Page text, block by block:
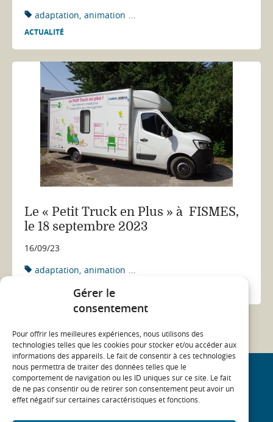
Gérer le
consentement
Pour offrir les meilleures expériences, nous utilisons des
technologies telles que les cookies pour stocker et/ou accéder aux
informations des appareils. Le fait de consentir à ces technologies
nous permettra de traiter des données telles que le
comportement de navigation ou les ID uniques sur ce site. Le fait
de ne pas consentir ou de retirer son consentement peut avoir un
effet négatif sur certaines caractéristiques et fonctions.
adaptation animation ...
ACTUALITÉ
Le « Petit Truck en Plus » à FISMES,
le 18 septembre 2023
16/09/23
adaptation animation ...
REJOIGNEZ NOTRE COMMUNAUTÉ
On
On
On
On